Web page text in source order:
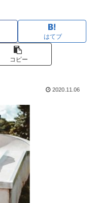
はてブ
コピー
2020.11.06